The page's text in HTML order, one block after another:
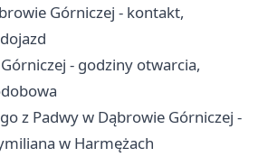
Górniczej - kontakt,
- godziny otwarcia,
z Padwy w Dąbrowie Górniczej -
w Harmężach